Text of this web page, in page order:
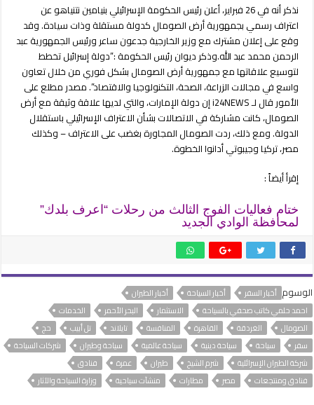
نذكر أنه في 26 فبراير، أعلن رئيس الحكومة الإسرائيلي بنيامين نتنياهو عن
اعتراف رسمي بجمهورية أرض الصومال كدولة مستقلة وذات سيادة. وقد
وقع على إعلان مشترك مع وزير الخارجية جدعون ساعر ورئيس الجمهورية عبد
الرحمن محمد عبد الله.وذكر ديوان رئيس الحكومة :”دولة إسرائيل تخطط
لتوسيع علاقاتها مع جمهورية أرض الصومال بشكل فوري من خلال تعاون
واسع في مجالات الزراعة، الصحة، التكنولوجيا والاقتصاد”. مصدر مطلع على
الأمور قال لـ i24NEWS إن دولة الإمارات، والتي لديها علاقة وثيقة مع أرض
الصومال، كانت مشاركة في الاتصالات بشأن الاعتراف الإسرائيلي باستقلال
الدولة. ومع ذلك، ردت الصومال المجاورة بغضب على الاعتراف – وكذلك
مصر، تركيا وجيبوتي أدانوا الخطوة.
إقرأ أيضاً :
ختام فعاليات الفوج الثالث من رحلات “اعرف بلدك”
لمحافظة الوادي الجديد
الوسوم أخبار السفر أخبار السياحة
أخبار الطيران
احمد حلمي كاتب صحفي بالسياحة
الاستثمار البحر الأحمر
الخدمات
الصومال
الغردقة القاهرة المنافسة تايلاند تل أبيب
حج
سفر
سياحة سياحة دينية سياحة عالمية سياحة وطيران
شركات السياحة
شركة الطيران الإسرائلية
شرم الشيخ طيران عمرة
فنادق
فنادق ومنتجعات
مصر مطارات منشآت سياحية وزارة السياحة والآثار